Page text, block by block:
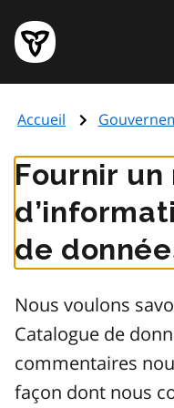
au
contenu
principal
Page
d'accueil
de
Accueil
Fournir
de
Nous voulons
Catalogue de
commentaires
façon dont nous